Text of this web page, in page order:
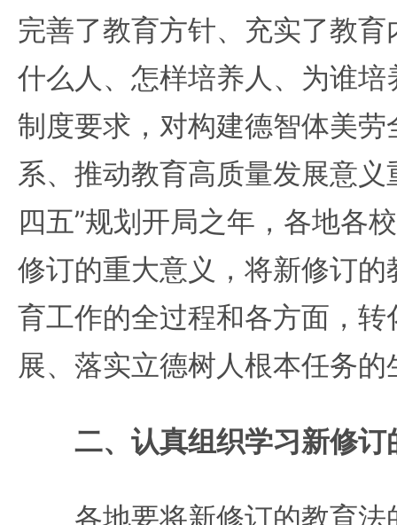
完善了教育方针、充实了教育
什么人、怎样培养人、为谁培
制度要求，对构建德智体美
系、推动教育高质量发展意
四五”规划开局之年，各地各
修订的重大意义，将新修订
育工作的全过程和各方面，
展、落实立德树人根本任务的
二、认真组织学习新修
各地要将新修订的教育法